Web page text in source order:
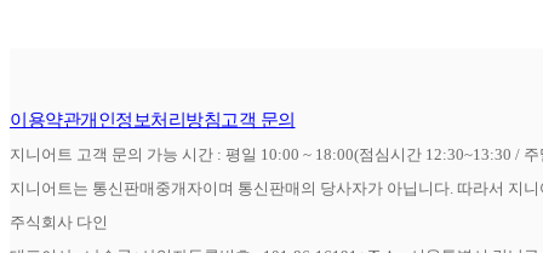
이용약관개인정보처리방침고객 문의
지니어트 고객 문의 가능 시간 : 평일 10:00 ~ 18:00(점심시간 12:30~13:30 /
지니어트는 통신판매중개자이며 통신판매의 당사자가 아닙니다. 따라서 지
주식회사 다인